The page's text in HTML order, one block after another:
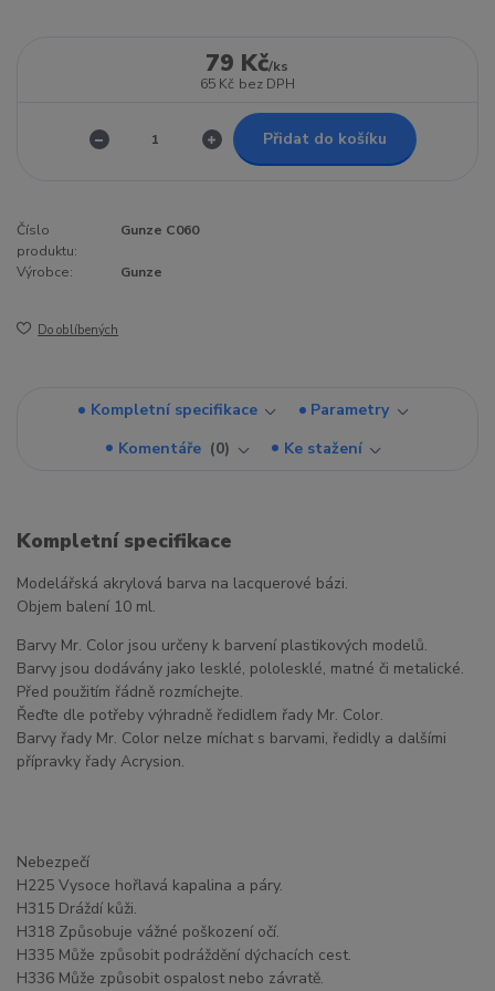
79 Kč/ks
65 Kč bez DPH
Přidat do košíku
Číslo
produktu:
Gunze C060
Výrobce: Gunze
Do oblíbených
Kompletní specifikace
Parametry
Komentáře
0 Ke stažení
Kompletní specifikace
Modelářská akrylová barva na lacquerové bázi.
Objem balení 10 ml.
Barvy Mr. Color jsou určeny k barvení plastikových modelů.
Barvy jsou dodávány jako lesklé, pololesklé, matné či metalické.
Před použitím řádně rozmíchejte.
Řeďte dle potřeby výhradně ředidlem řady Mr. Color.
Barvy řady Mr. Color nelze míchat s barvami, ředidly a dalšími
přípravky řady Acrysion.
Nebezpečí
H225 Vysoce hořlavá kapalina a páry.
H315 Dráždí kůži.
H318 Způsobuje vážné poškození očí.
H335 Může způsobit podráždění dýchacích cest.
H336 Může způsobit ospalost nebo závratě.